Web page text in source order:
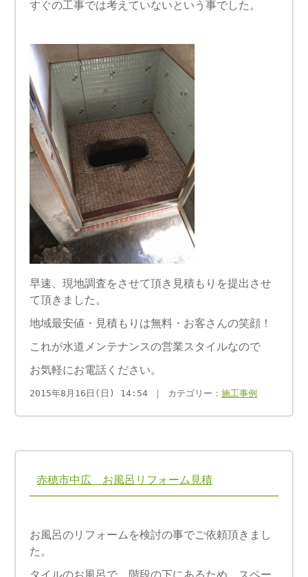
すぐの工事では考えていないという事でした。
早速、現地調査をさせて頂き見積もりを提出させ
て頂きました。
地域最安値・見積もりは無料・お客さんの笑顔！
これが水道メンテナンスの営業スタイルなので
お気軽にお電話ください。
2015年8月16日(日) 14:54 ｜ カテゴリー：施工事例
赤穂市中広 お風呂リフォーム見積
お風呂のリフォームを検討の事でご依頼頂きまし
た。